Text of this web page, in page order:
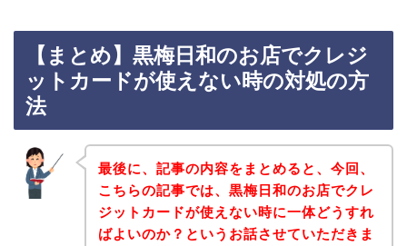
【まとめ】黒梅日和のお店でクレジ
ットカードが使えない時の対処の方
法
最後に、記事の内容をまとめると、今回、
こちらの記事では、黒梅日和のお店でクレ
ジットカードが使えない時に一体どうすれ
ばよいのか？というお話させていただきま